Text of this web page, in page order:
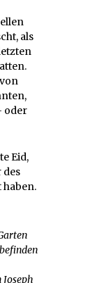
als
oder
Eid,
des
haben.